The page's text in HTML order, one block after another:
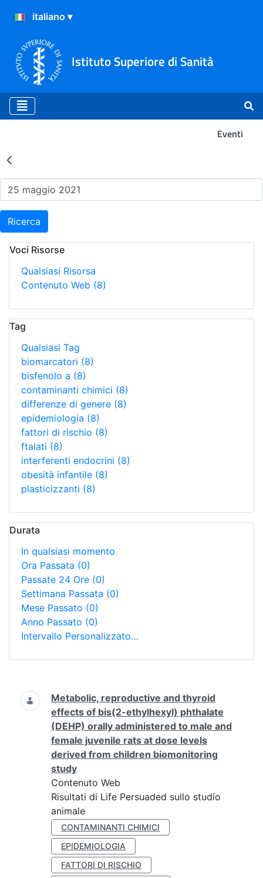
Istituto Superiore di Sanità
Eventi
Risultati della Ricerca -
Ricerca
Voci Risorse
Qualsiasi Risorsa
Contenuto Web (8)
Tag
Qualsiasi Tag
biomarcatori (8)
bisfenolo a (8)
contaminanti chimici (8)
differenze di genere (8)
epidemiologia (8)
fattori di rischio (8)
ftalati (8)
interferenti endocrini (8)
obesità infantile (8)
plasticizzanti (8)
Durata
In qualsiasi momento
Ora Passata (0)
Passate 24 Ore (0)
Settimana Passata (0)
Mese Passato (0)
Anno Passato (0)
Intervallo Personalizzato…
Ricerca
Metabolic, reproductive and thyroid
effects of bis(2-ethylhexyl) phthalate
(DEHP) orally administered to male and
female juvenile rats at dose levels
derived from children biomonitoring
study
Contenuto Web
Risultati di Life Persuaded sullo studio
animale
CONTAMINANTI CHIMICI
EPIDEMIOLOGIA
FATTORI DI RISCHIO